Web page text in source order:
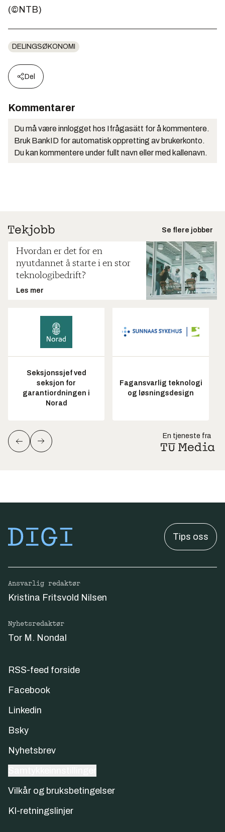
(©NTB)
DELINGSØKONOMI
Del
Kommentarer
Du må være innlogget hos Ifrågasätt for å kommentere.
Bruk BankID for automatisk oppretting av brukerkonto.
Du kan kommentere under fullt navn eller med kallenavn.
Se flere jobber
Hvordan er det for en
nyutdannet å starte i en stor
teknologibedrift?
Les mer
Seksjonssjef ved
seksjon for
garantiordningen i
Norad
Fagansvarlig teknologi
og løsningsdesign
En tjeneste fra
Tips oss
Ansvarlig redaktør
Kristina Fritsvold Nilsen
Nyhetsredaktør
Tor M. Nondal
RSS-feed forside
Facebook
Linkedin
Bsky
Nyhetsbrev
Vilkår og bruksbetingelser
KI-retningslinjer